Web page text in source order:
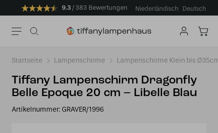
9.3 383 Bewertungen Niederländisch Deutsch
Startseite Lampenschirme Lampenschirme Klein bis
Tiffany Lampenschirm Dragonfly
Belle Epoque 20 cm – Libelle Blau
Artikelnummer: GRAVER/1996